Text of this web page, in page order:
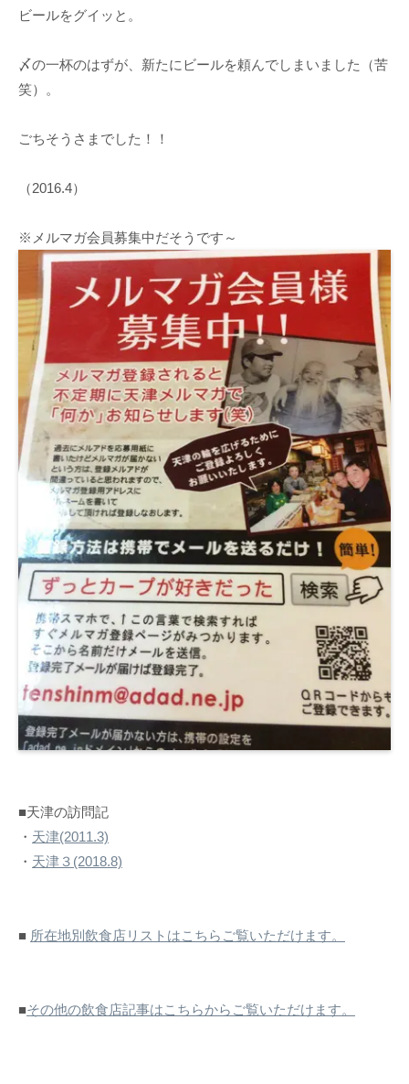
ビールをグイッと。
〆の一杯のはずが、新たにビールを頼んでしまいました（苦
笑）。
ごちそうさまでした！！
（2016.4）
※メルマガ会員募集中だそうです～
■天津の訪問記
・ 天津(2011.3)
・ 天津３(2018.8)
■ 所在地別飲食店リストはこちらご覧いただけます。
■その他の飲食店記事はこちらからご覧いただけます。